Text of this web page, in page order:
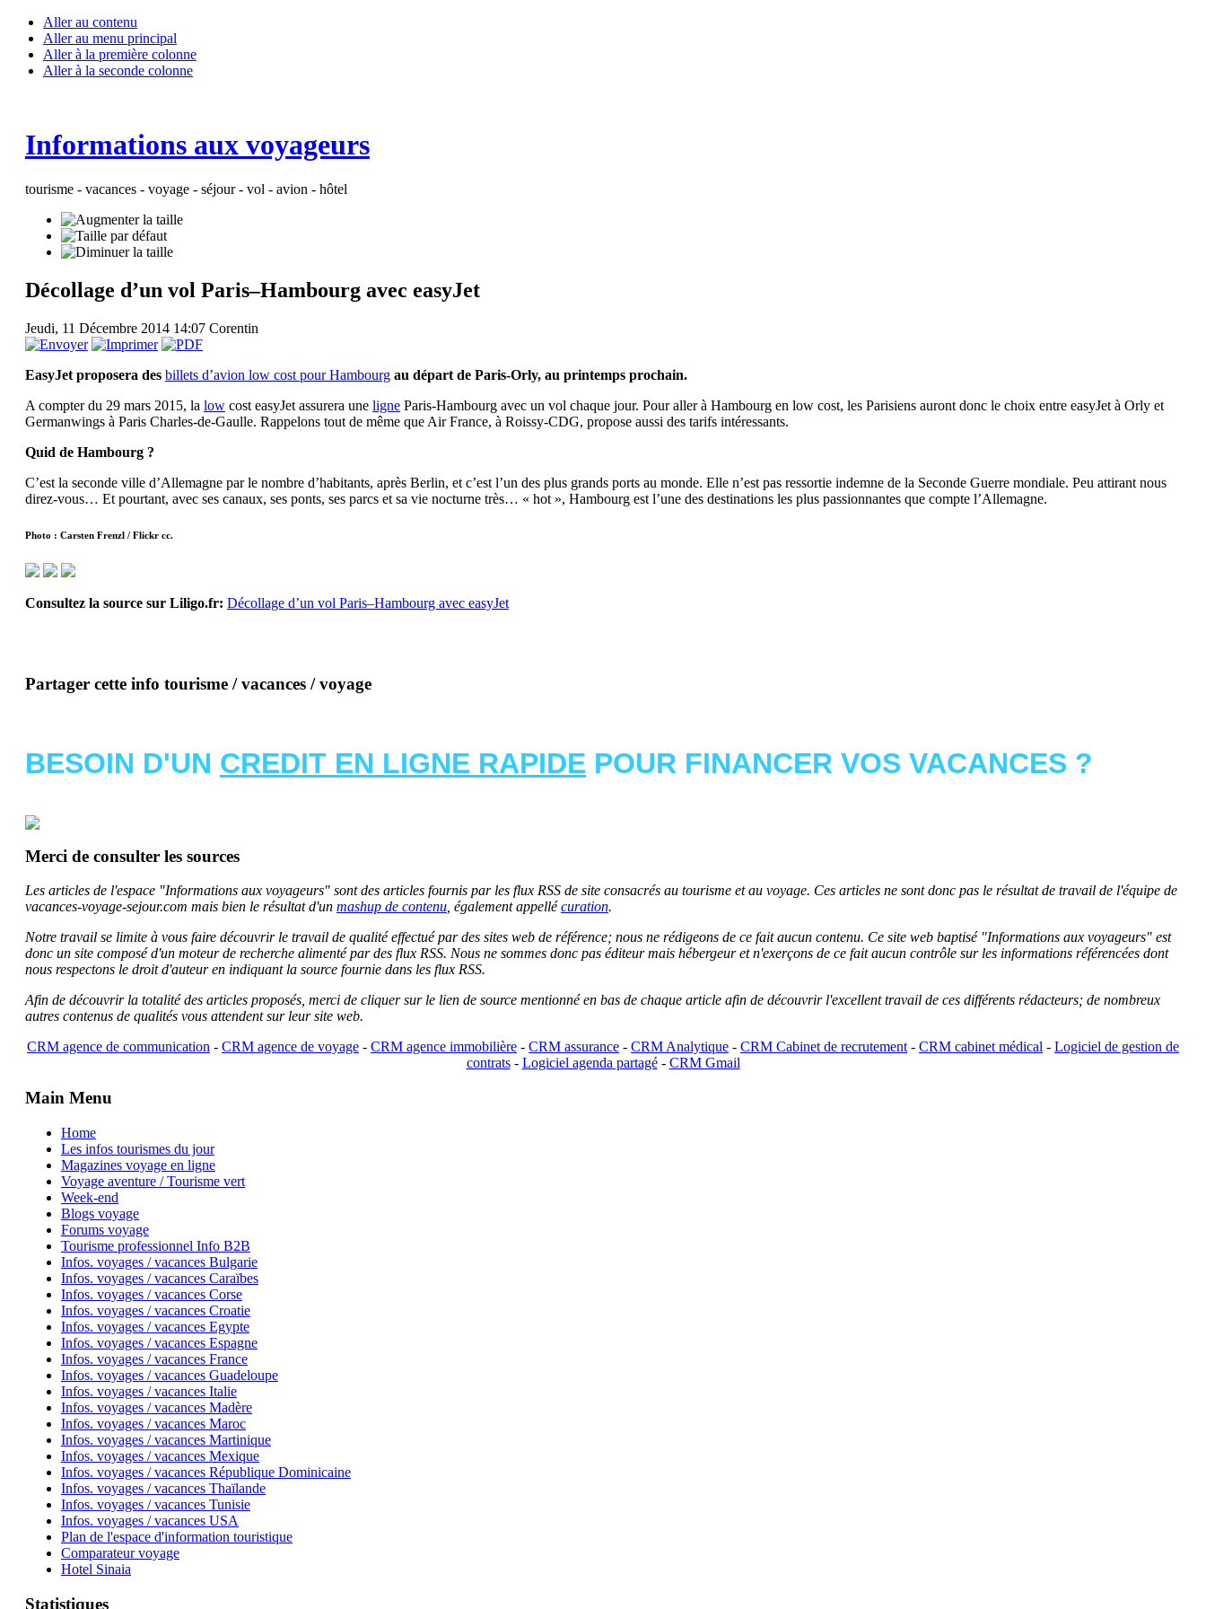
Aller au contenu
Aller au menu principal
Aller à la première colonne
Aller à la seconde colonne
Informations aux voyageurs
tourisme - vacances - voyage - séjour - vol - avion - hôtel
Décollage d’un vol Paris–Hambourg avec easyJet
Jeudi, 11 Décembre 2014 14:07 Corentin
EasyJet proposera des billets d’avion low cost pour Hambourg au départ de Paris-Orly, au printemps prochain.
A compter du 29 mars 2015, la lowcost easyJet assurera une ligneParis-Hambourg avec un vol chaque jour. Pour aller à Hambourg en low cost, les Parisiens auront donc le choix entre easyJet à Orly et
Germanwings à Paris Charles-de-Gaulle. Rappelons tout de même que Air France, à Roissy-CDG, propose aussi des tarifs intéressants.
Quid de Hambourg ?
C’est la seconde ville d’Allemagne par le nombre d’habitants, après Berlin, et c’est l’un des plus grands ports au monde. Elle n’est pas ressortie indemne de la Seconde Guerre mondiale. Peu attirant nous
direz-vous… Et pourtant, avec ses canaux, ses ponts, ses parcs et sa vie nocturne très… « hot », Hambourg est l’une des destinations les plus passionnantes que compte l’Allemagne.
Photo : Carsten Frenzl / Flickr cc.
Consultez la source sur Liligo.fr: Décollage d’un vol Paris–Hambourg avec easyJet
Partager cette info tourisme / vacances / voyage
BESOIN D'UN CREDIT EN LIGNE RAPIDE POUR FINANCER VOS VACANCES ?
Merci de consulter les sources
Les articles de l'espace "Informations aux voyageurs" sont des articles fournis par les flux RSS de site consacrés au tourisme et au voyage. Ces articles ne sont donc pas le résultat de travail de l'équipe de
vacances-voyage-sejour.com mais bien le résultat d'un mashup de contenu, également appellécuration.
Notre travail se limite à vous faire découvrir le travail de qualité effectué par des sites web de référence; nous ne rédigeons de ce fait aucun contenu. Ce site web baptisé "Informations aux voyageurs" est
donc un site composé d'un moteur de recherche alimenté par des flux RSS. Nous ne sommes donc pas éditeur mais hébergeur et n'exerçons de ce fait aucun contrôle sur les informations référencées dont
nous respectons le droit d'auteur en indiquant la source fournie dans les flux RSS.
Afin de découvrir la totalité des articles proposés, merci de cliquer sur le lien de source mentionné en bas de chaque article afin de découvrir l'excellent travail de ces différents rédacteurs; de nombreux
autres contenus de qualités vous attendent sur leur site web.
CRM agence de communication - CRM agence de voyage - CRM agence immobilière - CRM assurance - CRM Analytique - CRM Cabinet de recrutement - CRM cabinet médical - Logiciel de gestion de
contrats- Logiciel agenda partagé- CRM Gmail
Main Menu
Home
Les infos tourismes du jour
Magazines voyage en ligne
Voyage aventure / Tourisme vert
Week-end
Blogs voyage
Forums voyage
Tourisme professionnel Info B2B
Infos. voyages / vacances Bulgarie
Infos. voyages / vacances Caraïbes
Infos. voyages / vacances Corse
Infos. voyages / vacances Croatie
Infos. voyages / vacances Egypte
Infos. voyages / vacances Espagne
Infos. voyages / vacances France
Infos. voyages / vacances Guadeloupe
Infos. voyages / vacances Italie
Infos. voyages / vacances Madère
Infos. voyages / vacances Maroc
Infos. voyages / vacances Martinique
Infos. voyages / vacances Mexique
Infos. voyages / vacances République Dominicaine
Infos. voyages / vacances Thaïlande
Infos. voyages / vacances Tunisie
Infos. voyages / vacances USA
Plan de l'espace d'information touristique
Comparateur voyage
Hotel Sinaia
Statistiques